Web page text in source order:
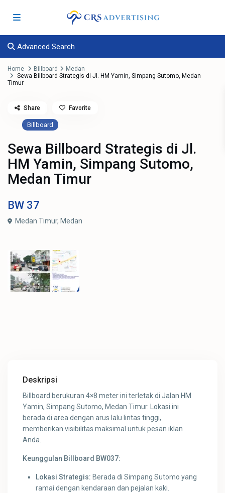
Advanced Search
Home Billboard
Medan
Sewa Billboard Strategis di Jl. HM Yamin, Simpang Sutomo, Medan
Timur
Billboard
Sewa Billboard Strategis di Jl.
HM Yamin, Simpang Sutomo,
Medan Timur
BW 37
Medan Timur, Medan
Share Favorite
Deskripsi
Billboard berukuran 4×8 meter ini terletak di Jalan HM
Yamin, Simpang Sutomo, Medan Timur. Lokasi ini
berada di area dengan arus lalu lintas tinggi,
memberikan visibilitas maksimal untuk pesan iklan
Anda.
Keunggulan Billboard BW037:
Lokasi Strategis: Berada di Simpang Sutomo yang
ramai dengan kendaraan dan pejalan kaki.